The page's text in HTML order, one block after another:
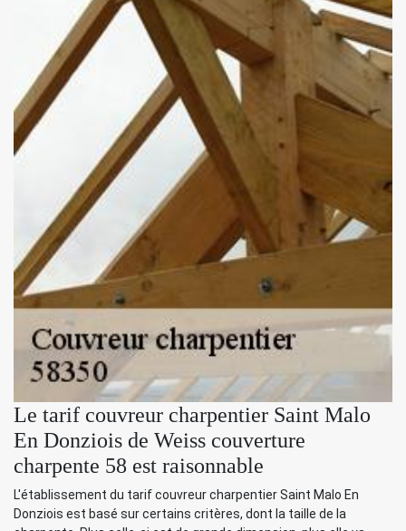
Le tarif couvreur charpentier Saint Malo
En Donziois de Weiss couverture
charpente 58 est raisonnable
L'établissement du tarif couvreur charpentier Saint Malo En
Donziois est basé sur certains critères, dont la taille de la